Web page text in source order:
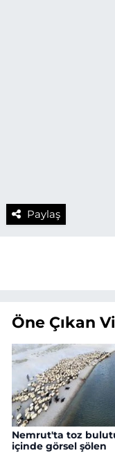
Paylaş
Öne Çıkan
Nemrut'ta toz
içinde görsel şölen